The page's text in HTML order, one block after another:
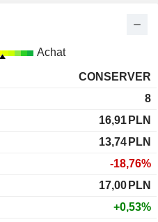
Achat
CONSERVER
8
16,91 PLN
13,74 PLN
-18,76%
17,00 PLN
+0,53%